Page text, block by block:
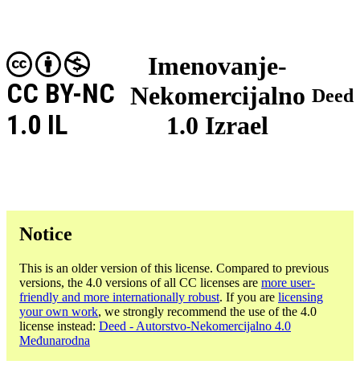
Imenovanje-
Nekomercijalno
1.0 Izrael
CC BY-NC
1.0 IL
Deed
Notice
This is an older version of this license. Compared to previous
versions, the 4.0 versions of all CC licenses are more user-
friendly and more internationally robust. If you are licensing
your own work, we strongly recommend the use of the 4.0
license instead: Deed - Autorstvo-Nekomercijalno 4.0
Međunarodna